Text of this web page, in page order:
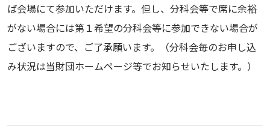
ば会場にて参加いただけます。但し、分科会等で席に余裕
がない場合には第１希望の分科会等に参加できない場合が
ございますので、ご了承願います。（分科会毎のお申し込
み状況は当財団ホームページ等でお知らせいたします。）